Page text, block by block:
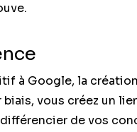
à Google, la
vous créez un
de vos